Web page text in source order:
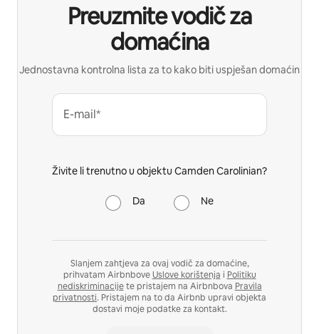
Preuzmite vodič za
domaćina
Jednostavna kontrolna lista za to kako biti uspješan domaćin
E-mail*
Živite li trenutno u objektu Camden Carolinian?
Da Ne
Slanjem zahtjeva za ovaj vodič za domaćine,
prihvatam AirbnboveUslove korištenja i Politiku
nediskriminacijete pristajem na Airbnbova Pravila
privatnosti. Pristajem na to da Airbnb upravi objekta
dostavi moje podatke za kontakt.